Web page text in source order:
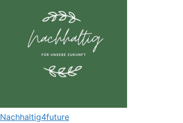
Nachhaltig4future